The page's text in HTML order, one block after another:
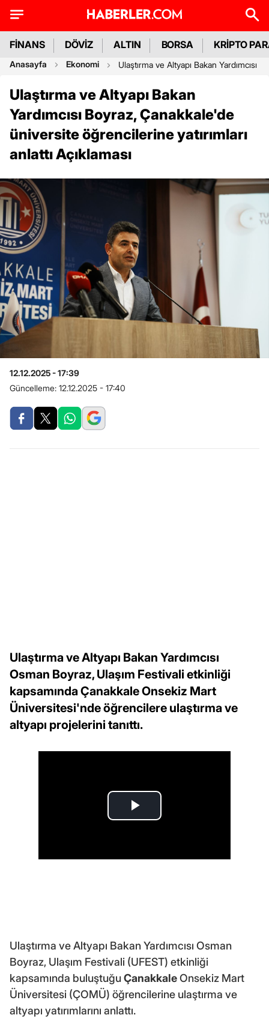
FİNANS DÖVİZ ALTIN BORSA KRİPTO
Anasayfa Ekonomi Ulaştırma ve Altyapı Bakan Yardımcısı
Ulaştırma ve Altyapı Bakan
Yardımcısı Boyraz, Çanakkale'de
üniversite öğrencilerine yatırımları
anlattı Açıklaması
12.12.2025 - 17:39
Güncelleme: 12.12.2025 - 17:40
Ulaştırma ve Altyapı Bakan Yardımcısı
Osman Boyraz, Ulaşım Festivali etkinliği
kapsamında Çanakkale Onsekiz Mart
Üniversitesi'nde öğrencilere ulaştırma ve
altyapı projelerini tanıttı.
Ulaştırma ve Altyapı Bakan Yardımcısı Osman
Boyraz, Ulaşım Festivali (UFEST) etkinliği
kapsamında buluştuğuÇanakkaleOnsekiz Mart
Üniversitesi (ÇOMÜ) öğrencilerine ulaştırma ve
altyapı yatırımlarını anlattı.